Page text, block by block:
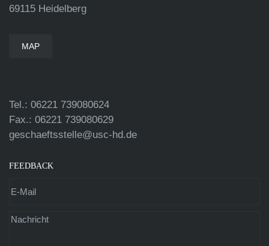
69115 Heidelberg
MAP
Tel.: 06221 739080624
Fax.: 06221 739080629
geschaeftsstelle@usc-hd.de
FEEDBACK